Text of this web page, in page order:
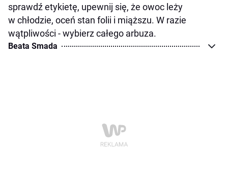
sprawdź etykietę, upewnij się, że owoc leży
w chłodzie, oceń stan folii i miąższu. W razie
wątpliwości - wybierz całego arbuza.
Beata Smada